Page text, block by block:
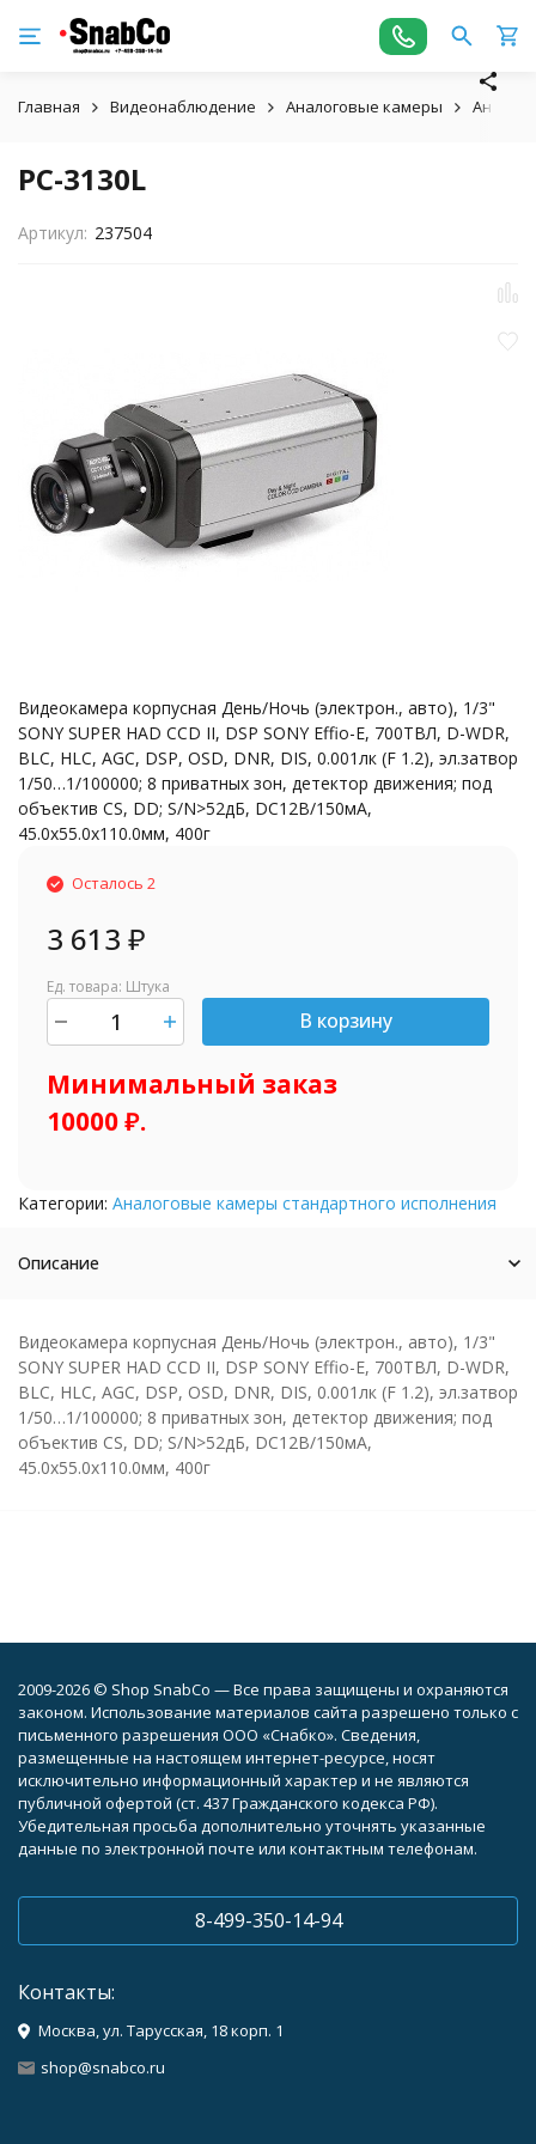
Главная Видеонаблюдение Аналоговые камеры
PC-3130L
Артикул: 237504
Видеокамера корпусная День/Ночь (электрон., авто), 1/3"
SONY SUPER HAD CCD II, DSP SONY Effio-E, 700ТВЛ, D-WDR,
BLC, HLC, AGC, DSP, OSD, DNR, DIS, 0.001лк (F 1.2), эл.затвор
1/50…1/100000; 8 приватных зон, детектор движения; под
объектив CS, DD; S/N>52дБ, DC12В/150мА,
45.0х55.0х110.0мм, 400г
Осталось 2
3 613 ₽
Ед. товара: Штука
В корзину
Минимальный заказ
10000 ₽.
Категории: Аналоговые камеры стандартного исполнения
Описание
Видеокамера корпусная День/Ночь (электрон., авто), 1/3"
SONY SUPER HAD CCD II, DSP SONY Effio-E, 700ТВЛ, D-WDR,
BLC, HLC, AGC, DSP, OSD, DNR, DIS, 0.001лк (F 1.2), эл.затвор
1/50…1/100000; 8 приватных зон, детектор движения; под
объектив CS, DD; S/N>52дБ, DC12В/150мА,
45.0х55.0х110.0мм, 400г
2009-2026 © Shop SnabCo — Все права защищены и охраняются
законом. Использование материалов сайта разрешено только с
письменного разрешения ООО «Снабко». Сведения,
размещенные на настоящем интернет-ресурсе, носят
исключительно информационный характер и не являются
публичной офертой (ст. 437 Гражданского кодекса РФ).
Убедительная просьба дополнительно уточнять указанные
данные по электронной почте или контактным телефонам.
8-499-350-14-94
Контакты:
Москва, ул. Тарусская, 18 корп. 1
shop@snabco.ru